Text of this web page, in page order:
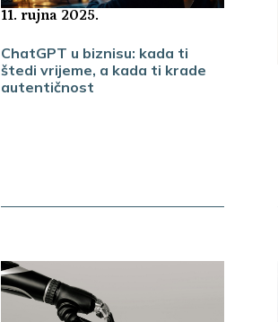
11. rujna 2025.
ChatGPT u biznisu: kada ti
štedi vrijeme, a kada ti krade
autentičnost